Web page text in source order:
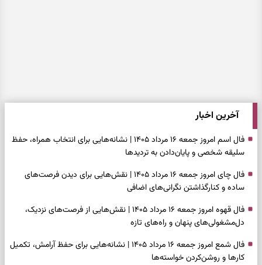
آخرین اخبار
فال اسم امروز جمعه ۱۶ مرداد ۱۴۰۵ | نشانه‌هایی برای انتخاب همراه، حفظ
سلیقه شخصی و پایان‌دادن به تردیدها
فال چای امروز جمعه ۱۶ مرداد ۱۴۰۵ | نقش‌هایی برای دیدن فرصت‌های
ساده و کنارگذاشتن نگرانی‌های اضافی
فال قهوه امروز جمعه ۱۶ مرداد ۱۴۰۵ | نقش‌هایی از فرصت‌های نزدیک،
دل‌مشغولی‌های پنهان و راه‌های تازه
فال شمع امروز جمعه ۱۶ مرداد ۱۴۰۵ | نشانه‌هایی برای حفظ آرامش، تکمیل
کارها و روشن‌کردن خواسته‌ها